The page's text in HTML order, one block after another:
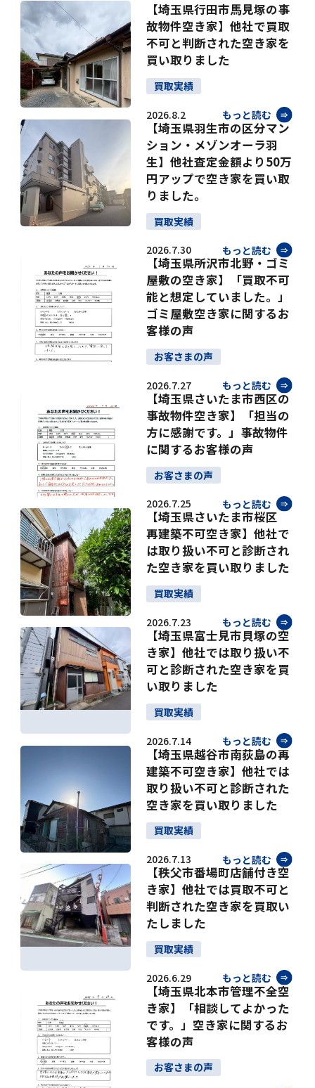
【埼玉県行田市馬見塚の事
故物件空き家】他社で買取
不可と判断された空き家を
買い取りました
買取実績
2026.8.2 もっと読む
【埼玉県羽生市の区分マン
ション・メゾンオーラ羽
生】他社査定金額より50万
円アップで空き家を買い取
りました。
買取実績
2026.7.30 もっと読む
【埼玉県所沢市北野・ゴミ
屋敷の空き家】「買取不可
能と想定していました。」
ゴミ屋敷空き家に関するお
客様の声
お客さまの声
2026.7.27 もっと読む
【埼玉県さいたま市西区の
事故物件空き家】「担当の
方に感謝です。」事故物件
に関するお客様の声
お客さまの声
2026.7.25 もっと読む
【埼玉県さいたま市桜区
再建築不可空き家】他社で
は取り扱い不可と診断され
た空き家を買い取りました
買取実績
2026.7.23 もっと読む
【埼玉県富士見市貝塚の空
き家】他社では取り扱い不
可と診断された空き家を買
い取りました
買取実績
2026.7.14 もっと読む
【埼玉県越谷市南荻島の再
建築不可空き家】他社では
取り扱い不可と診断された
空き家を買い取りました
買取実績
2026.7.13 もっと読む
【秩父市番場町店舗付き空
き家】他社では買取不可と
判断された空き家を買取い
たしました
買取実績
2026.6.29 もっと読む
【埼玉県北本市管理不全空
き家】「相談してよかった
です。」空き家に関するお
客様の声
お客さまの声